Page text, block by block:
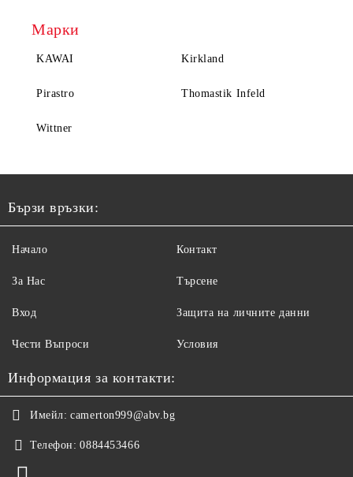
Марки
KAWAI Kirkland
Pirastro Thomastik Infeld
Wittner
Бързи връзки:
Начало
За Нас
Вход
Чести Въпроси
Контакт
Търсене
Защита на личните данни
Условия
Информация за контакти:
Имейл: camerton999@abv.bg
Телефон: 0884453466